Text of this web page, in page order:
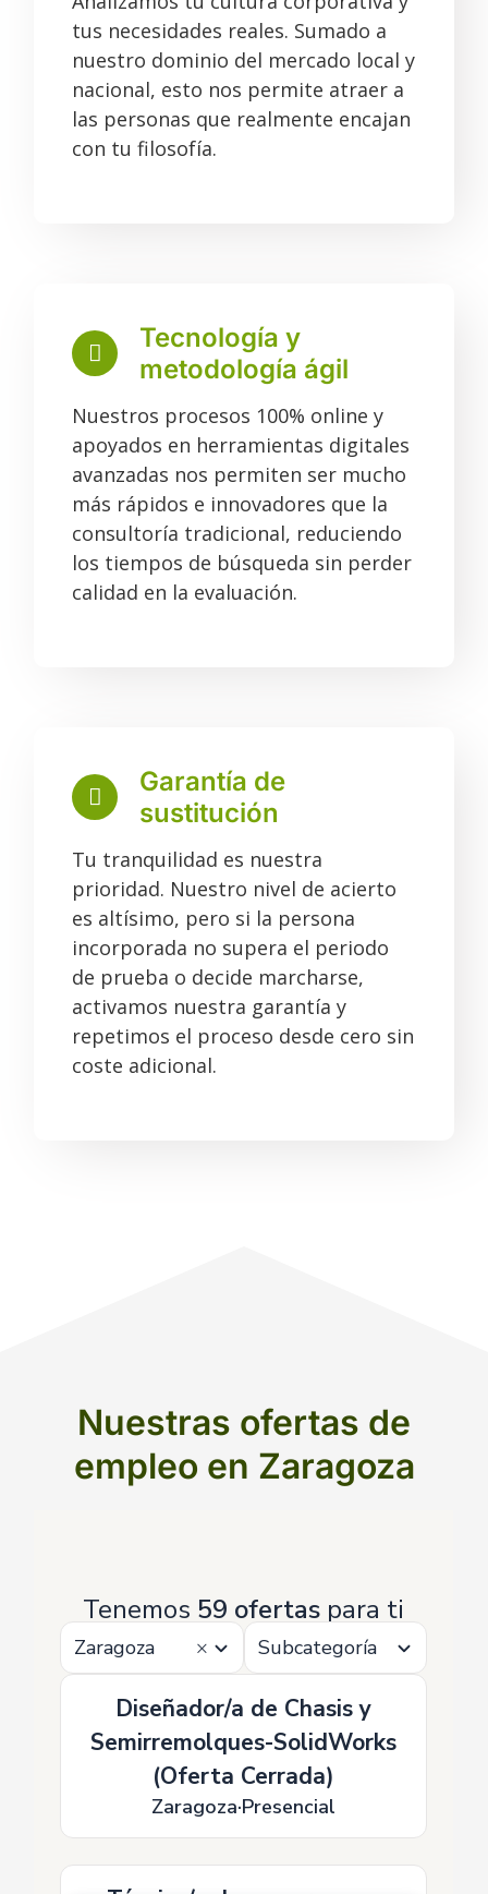
tus necesidades reales. Sumado a
nuestro dominio del mercado local y
nacional, esto nos permite atraer a
las personas que realmente encajan
con tu filosofía.
Tecnología y
metodología ágil
Nuestros procesos 100% online y
apoyados en herramientas digitales
avanzadas nos permiten ser mucho
más rápidos e innovadores que la
consultoría tradicional, reduciendo
los tiempos de búsqueda sin perder
calidad en la evaluación.
Garantía de
sustitución
Tu tranquilidad es nuestra
prioridad. Nuestro nivel de acierto
es altísimo, pero si la persona
incorporada no supera el periodo
de prueba o decide marcharse,
activamos nuestra garantía y
repetimos el proceso desde cero sin
coste adicional.
Nuestras ofertas de
empleo en Zaragoza